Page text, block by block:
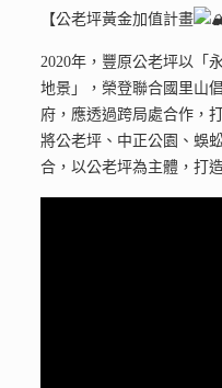
【公老坪黃金加值計畫
2020年，豐原公老坪以「
地景」，榮登聯合國里山
府，應透過跨局處合作，
將公老坪、中正公園、蜈
合，以公老坪為主體，打